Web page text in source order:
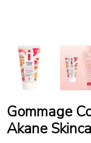
Gommage
Akane